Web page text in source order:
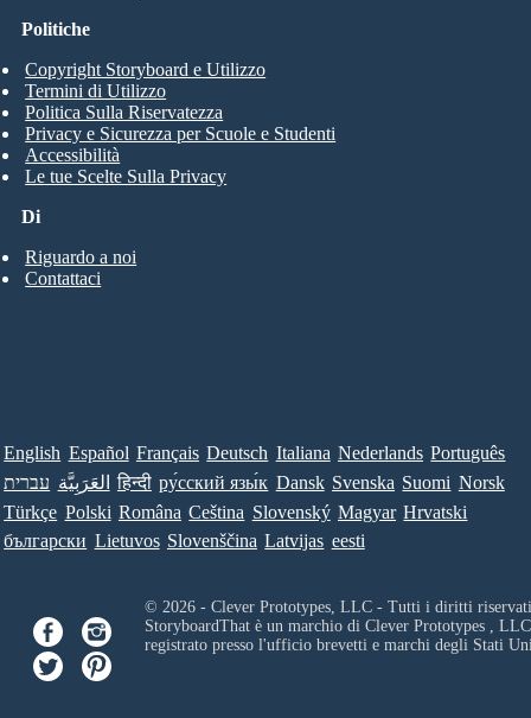
Di
Riguardo a noi
Contattaci
Politiche
Copyright Storyboard e Utilizzo
Termini di Utilizzo
Politica Sulla Riservatezza
Privacy e Sicurezza per Scuole e Studenti
Accessibilità
Le tue Scelte Sulla Privacy
English Español Français Deutsch Italiana Nederlands Português
עברית العَرَبِيَّة हिन्दी ру́сский язы́к Dansk Svenska Suomi Norsk
Türkçe Polski Româna Ceština Slovenský Magyar Hrvatski
български Lietuvos Slovenščina Latvijas eesti
© 2026 - Clever Prototypes, LLC - Tutti i diritti
StoryboardThat è un marchio di Clever Prototypes , LLC
registrato presso l'ufficio brevetti e marchi degli Stati